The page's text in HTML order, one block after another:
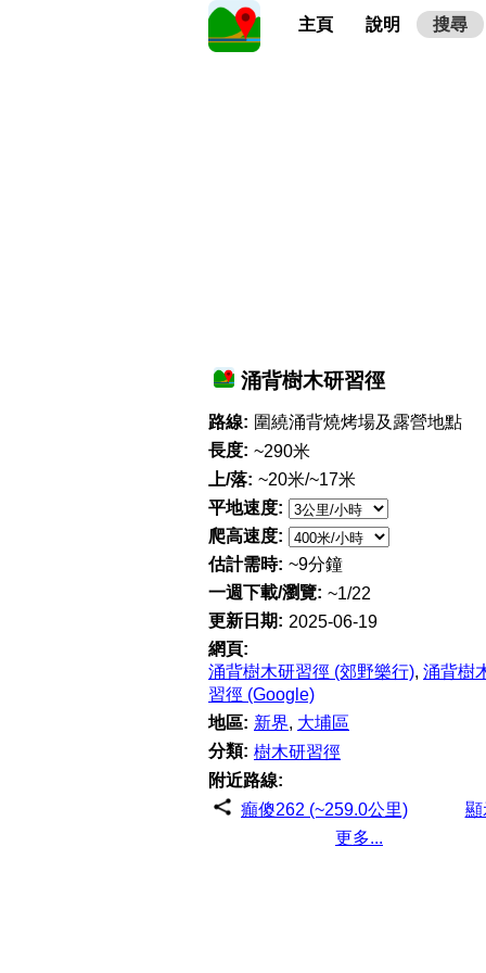
主頁 說明 搜尋
涌背樹木研習徑
路線: 圍繞涌背燒烤場及露營地點
長度: ~290米
上/落: ~20米/~17米
平地速度:
爬高速度:
估計需時: ~9分鐘
一週下載/瀏覽: ~1/22
更新日期: 2025-06-19
網頁:
涌背樹木研習徑 (郊野樂行), 涌背樹
習徑 (Google)
地區: 新界, 大埔區
分類: 樹木研習徑
附近路線:
癲傻262 (~259.0公里)
顯
更多...